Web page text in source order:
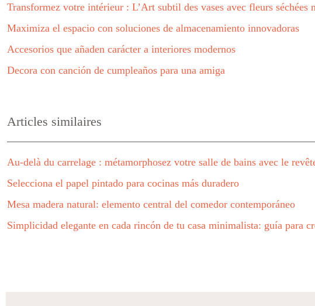
Transformez votre intérieur : L’Art subtil des vases avec fleurs séchées
Maximiza el espacio con soluciones de almacenamiento innovadoras
Accesorios que añaden carácter a interiores modernos
Decora con canción de cumpleaños para una amiga
Articles similaires
Au-delà du carrelage : métamorphosez votre salle de bains avec le
Selecciona el papel pintado para cocinas más duradero
Mesa madera natural: elemento central del comedor contemporáneo
Simplicidad elegante en cada rincón de tu casa minimalista: guía para